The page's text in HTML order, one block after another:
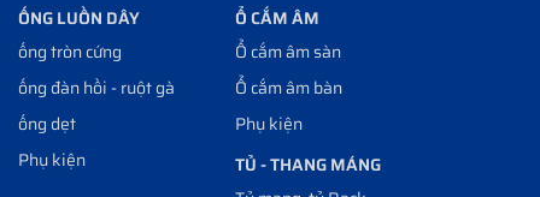
ỐNG LUỒN DÂY
ống tròn cứng
ống đàn hồi - ruột gà
ống dẹt
Phụ kiện
Ổ CẮM ÂM
Ổ cắm âm sàn
Ổ cắm âm bàn
Phụ kiện
TỦ - THANG MÁNG